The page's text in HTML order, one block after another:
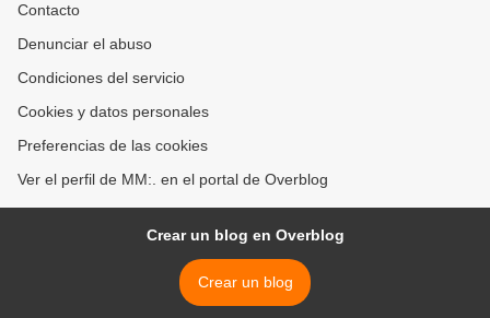
Contacto
Denunciar el abuso
Condiciones del servicio
Cookies y datos personales
Preferencias de las cookies
Ver el perfil de MM:. en el portal de Overblog
Crear un blog en Overblog
Crear un blog